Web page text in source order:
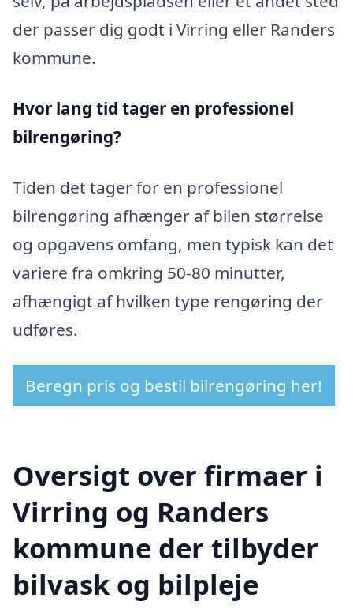
der passer dig godt i Virring eller Randers
kommune.
Hvor lang tid tager en professionel
bilrengøring?
Tiden det tager for en professionel
bilrengøring afhænger af bilen størrelse
og opgavens omfang, men typisk kan det
variere fra omkring 50-80 minutter,
afhængigt af hvilken type rengøring der
udføres.
Beregn pris og bestil bilrengøring her!
Oversigt over firmaer i
Virring og Randers
kommune der tilbyder
bilvask og bilpleje